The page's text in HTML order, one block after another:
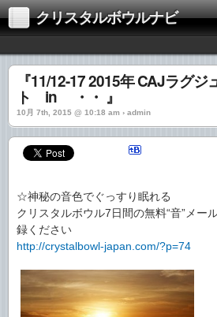
クリスタルボウルナビ
『11/12-17 2015年 CAJラグ
ト in ・・ 』
10月 7th, 2015 @ 10:18 am › admin
☆神秘の音色でぐっすり眠れる
クリスタルボウル7日間の無料“音”メー
録ください
http://crystalbowl-japan.com/?p=74